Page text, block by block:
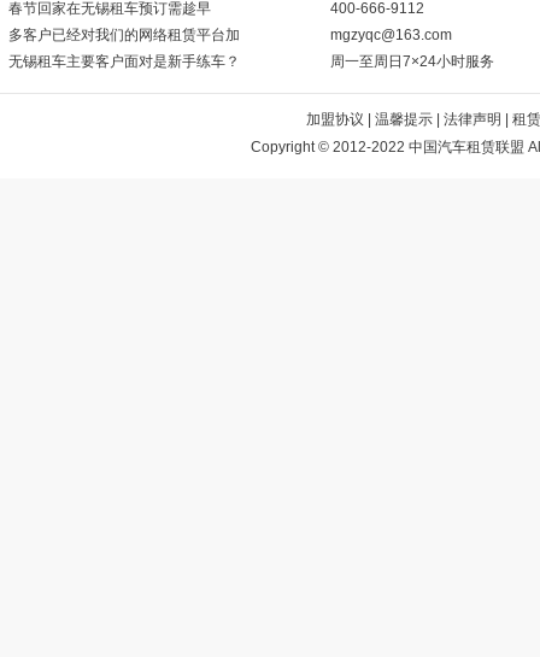
春节回家在无锡租车预订需趁早
多客户已经对我们的网络租赁平台加
无锡租车主要客户面对是新手练车？
400-666-9112
mgzyqc@163.com
周一至周日7×24小时服务
加盟协议 |温馨提示 |法律声明 |租
Copyright © 2012-2022 中国汽车租赁联盟